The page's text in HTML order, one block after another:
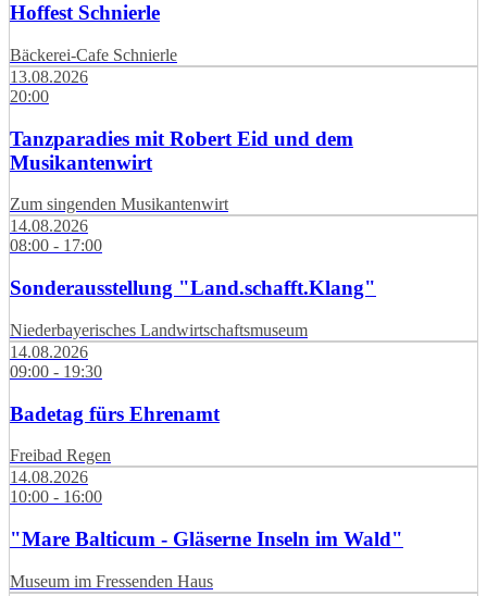
Hoffest Schnierle
Bäckerei-Cafe Schnierle
13.08.2026
20:00
Tanzparadies mit Robert Eid und dem
Musikantenwirt
Zum singenden Musikantenwirt
14.08.2026
08:00 - 17:00
Sonderausstellung "Land.schafft.Klang"
Niederbayerisches Landwirtschaftsmuseum
14.08.2026
09:00 - 19:30
Badetag fürs Ehrenamt
Freibad Regen
14.08.2026
10:00 - 16:00
"Mare Balticum - Gläserne Inseln im Wald"
Museum im Fressenden Haus